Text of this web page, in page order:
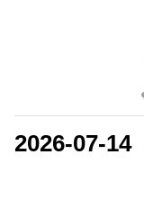
2026-07-14